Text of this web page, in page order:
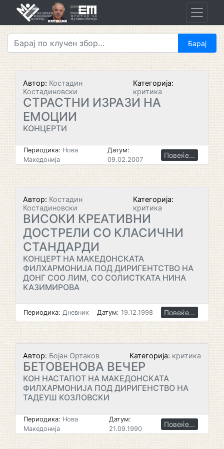
Автор: Костадин
Костадиновски
Категорија:
критика
СТРАСТНИ ИЗРАЗИ НА
ЕМОЦИИ
КОНЦЕРТИ
Периодика: Нова
Македонија
Датум:
09.02.2007
Повеќе...
Автор: Костадин
Костадиновски
Категорија:
критика
ВИСОКИ КРЕАТИВНИ
ДОСТРЕЛИ СО КЛАСИЧНИ
СТАНДАРДИ
КОНЦЕРТ НА МАКЕДОНСКАТА
ФИЛХАРМОНИЈА ПОД ДИРИГЕНТСТВО НА
ДОНГ СОО ЛИМ, СО СОЛИСТКАТА НИНА
КАЗИМИРОВА
Периодика: Дневник Датум: 19.12.1998 Повеќе...
Автор: Бојан Ортаков Категорија: критика
БЕТОВЕНОВА ВЕЧЕР
КОН НАСТАПОТ НА МАКЕДОНСКАТА
ФИЛХАРМОНИЈА ПОД ДИРИГЕНСТВО НА
ТАДЕУШ КОЗЛОВСКИ
Периодика: Нова
Македонија
Датум:
21.09.1990
Повеќе...